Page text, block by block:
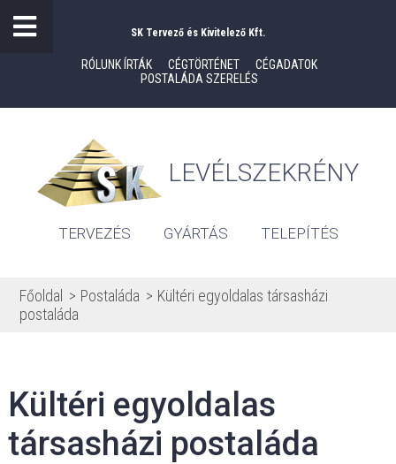
SK Tervező és Kivitelező Kft.
RÓLUNK ÍRTÁK CÉGTÖRTÉNET
CÉGADATOK
POSTALÁDA SZERELÉS
LEVÉLSZEKRÉNY
TERVEZÉS GYÁRTÁS TELEPÍTÉS
Főoldal Postaláda
Kültéri egyoldalas társasházi
postaláda
Kültéri egyoldalas
társasházi postaláda